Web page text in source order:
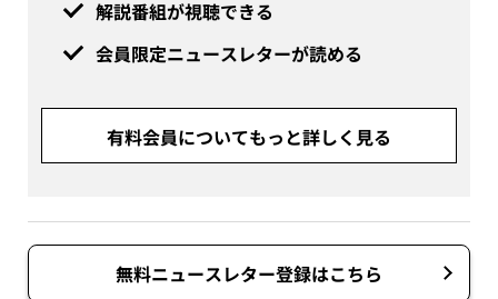
解説番組が視聴できる
会員限定ニュースレターが読める
有料会員についてもっと詳しく見る
無料ニュースレター登録はこちら